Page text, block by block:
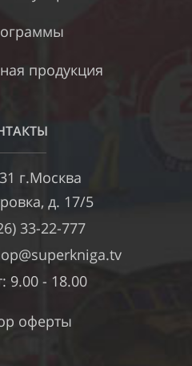
продукция
г.Москва
д. 17/5
33-22-777
9.00 - 18.00
оферты